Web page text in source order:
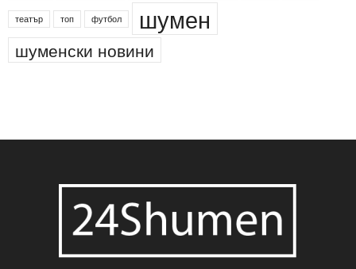
театър топ футбол шумен
шуменски новини